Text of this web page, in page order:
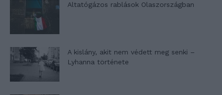
Altatógázos rablások Olaszországban
A kislány, akit nem védett meg senki –
Lyhanna története